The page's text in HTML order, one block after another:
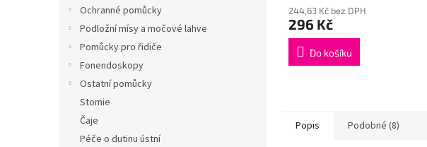
Ochranné pomůcky
Podložní mísy a močové lahve
Pomůcky pro řidiče
Fonendoskopy
Ostatní pomůcky
Stomie
Čaje
Péče o dutinu ústní
244,63 Kč bez DPH
296 Kč
Do košíku
Popis Podobné (8)